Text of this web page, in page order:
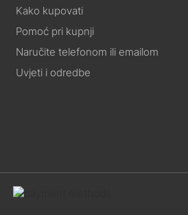
Kako kupovati
Pomoć pri kupnji
Naručite telefonom ili emailom
Uvjeti i odredbe